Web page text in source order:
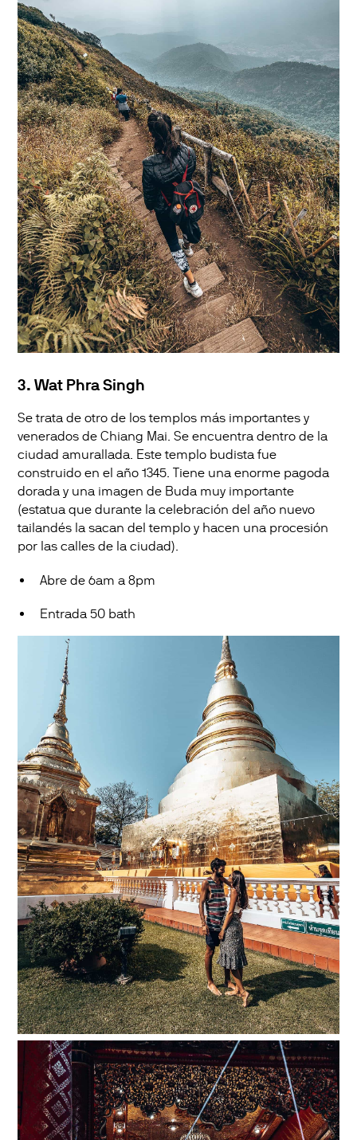
3. Wat Phra Singh
Se trata de otro de los templos más importantes y
venerados de Chiang Mai. Se encuentra dentro de la
ciudad amurallada. Este templo budista fue
construido en el año 1345. Tiene una enorme pagoda
dorada y una imagen de Buda muy importante
(estatua que durante la celebración del año nuevo
tailandés la sacan del templo y hacen una procesión
por las calles de la ciudad).
Abre de 6am a 8pm
Entrada 50 bath